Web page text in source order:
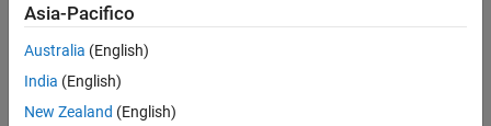
Asia-Pacifico
Australia (English)
India (English)
New Zealand (English)